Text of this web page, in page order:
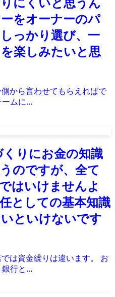
にくいと思うん
をオーナーのパ
っかり選び、一
楽しみたいと思
から言わせてもらえればで
ムに...
りにお金の知識
のですが、全て
はいけませんよ
としての基本知識
といけないです
は資金繰りは違います。 お
行と...